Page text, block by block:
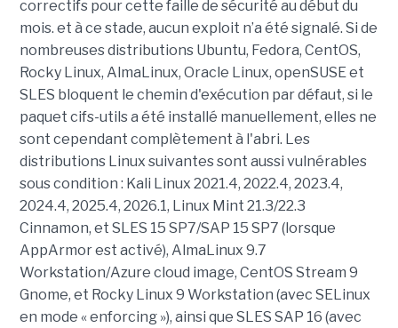
correctifs pour cette faille de sécurité au début du
mois. et à ce stade, aucun exploit n’a été signalé. Si de
nombreuses distributions Ubuntu, Fedora, CentOS,
Rocky Linux, AlmaLinux, Oracle Linux, openSUSE et
SLES bloquent le chemin d'exécution par défaut, si le
paquet cifs-utils a été installé manuellement, elles ne
sont cependant complètement à l'abri. Les
distributions Linux suivantes sont aussi vulnérables
sous condition : Kali Linux 2021.4, 2022.4, 2023.4,
2024.4, 2025.4, 2026.1, Linux Mint 21.3/22.3
Cinnamon, et SLES 15 SP7/SAP 15 SP7 (lorsque
AppArmor est activé), AlmaLinux 9.7
Workstation/Azure cloud image, CentOS Stream 9
Gnome, et Rocky Linux 9 Workstation (avec SELinux
en mode « enforcing »), ainsi que SLES SAP 16 (avec